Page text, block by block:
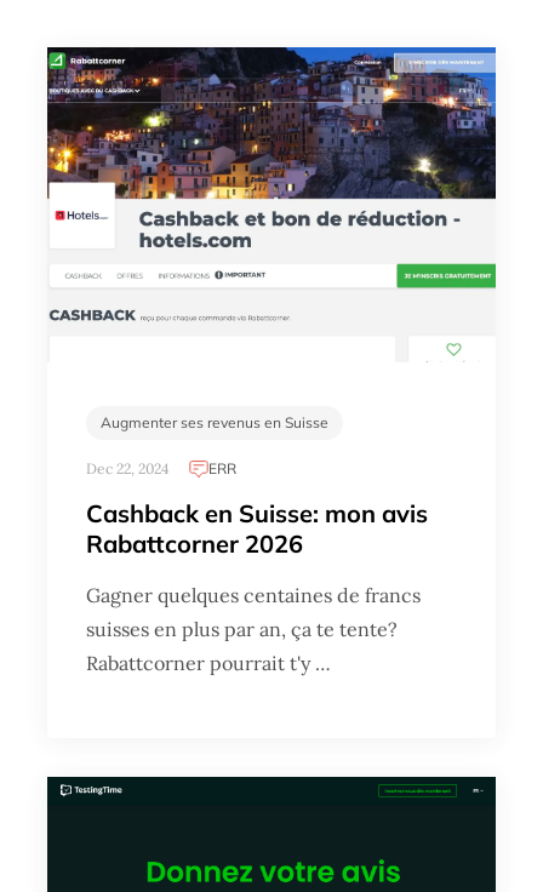
Augmenter ses revenus en Suisse
Dec 22, 2024 ERR
Cashback en Suisse: mon avis
Rabattcorner 2026
Gagner quelques centaines de francs
suisses en plus par an, ça te tente?
Rabattcorner pourrait t'y …